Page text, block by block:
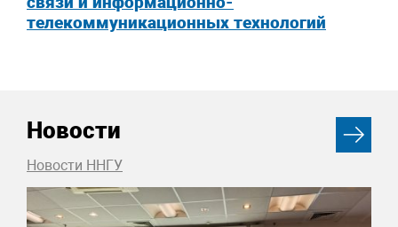
телекоммуникационных технологий
Новости
Новости ННГУ